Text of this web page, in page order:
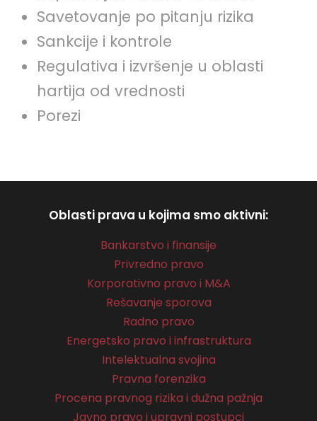
Savetovanje po pitanju rizika
Sankcije i kontrole
Regulativa i izvršenje u oblasti
hartija od vrednosti
Porezi
Oblasti prava u kojima smo aktivni:
Bankarstvo i finansije
Privredno pravo
Korporativno pravo i M&A
Rešavanje sporova
Radno pravo
Energetsko pravo i infrastruktura
Intelektualna svojina
Pravna forenzika
Procena pravnog rizika i dužna pažnja
Javno pravo i upravni postupci